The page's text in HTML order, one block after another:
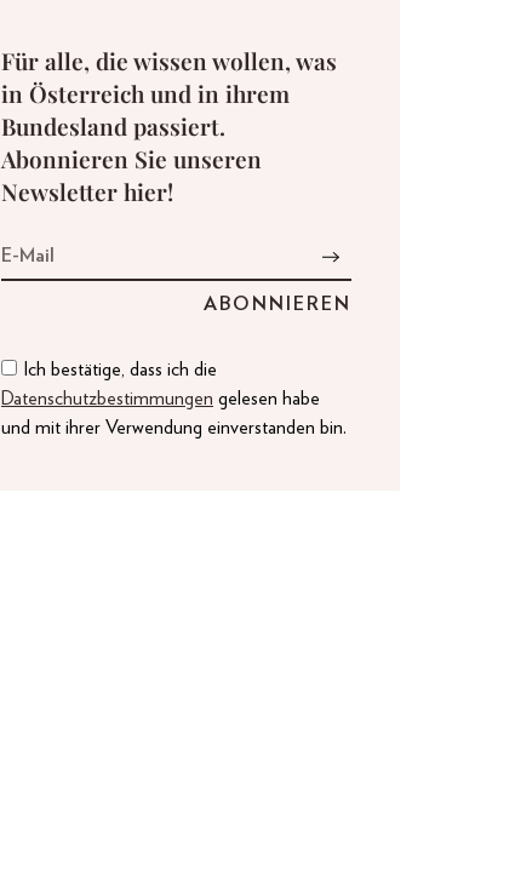
Für alle, die wissen wollen, was
in Österreich und in ihrem
Bundesland passiert.
Abonnieren Sie unseren
Newsletter hier!
Ich bestätige, dass ich die
Datenschutzbestimmungen gelesen habe
und mit ihrer Verwendung einverstanden bin.